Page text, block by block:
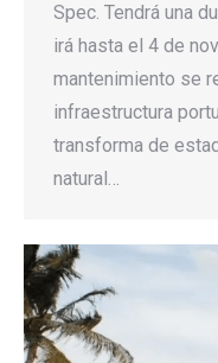
Spec. Tendrá una
irá hasta el 4 de
mantenimiento se
infraestructura
transforma de
natural…